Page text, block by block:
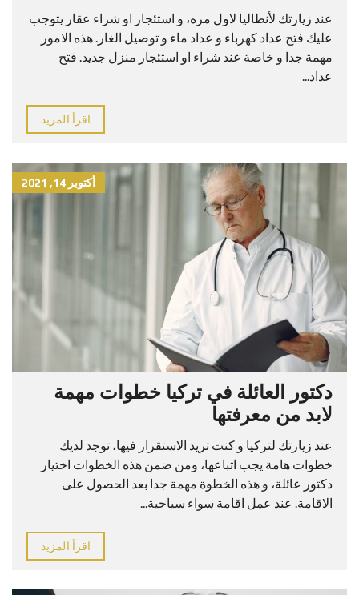
عند زيارتك لأنطاليا لاول مره، و استئجار او شراء عقار يتوجب
عليك فتح عداد كهرباء و عداد ماء و توصيل الغار. هذه الامور
مهمة جدا و خاصة عند شراء او استئجار منزل جديد. فتح
عداد...
اقرأ المزيد
أكتوبر 14, 2021
دكتور العائلة في تركيا خطوات مهمة
لابد من معرفتها
عند زيارتك لتركيا و كنت تريد الاستقرار فيها، توجد لديك
خطوات هامة يجب اتباعها، ومن ضمن هذه الخطوات اختيار
دكتور عائلة، و هذه الخطوة مهمة جدا بعد الحصول على
الاقامة. عند عمل اقامة سواء سياحية...
اقرأ المزيد